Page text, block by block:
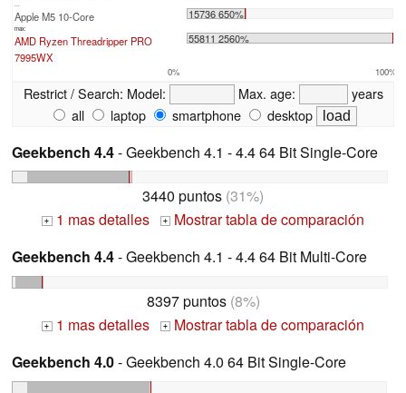
Apple M5 10-Core 15736 650%
max:
AMD Ryzen Threadripper PRO
7995WX
55811 2560%
0% 100%
Restrict / Search: Model: Max. age:
years
all
laptop smartphone desktop
Geekbench 4.4- Geekbench 4.1 - 4.4 64 Bit Single-Core
3440 puntos (31%)
+ 1 mas detalles +
Mostrar tabla de comparación
Geekbench 4.4- Geekbench 4.1 - 4.4 64 Bit Multi-Core
8397 puntos(8%)
+ 1 mas detalles +
Mostrar tabla de comparación
Geekbench 4.0- Geekbench 4.0 64 Bit Single-Core